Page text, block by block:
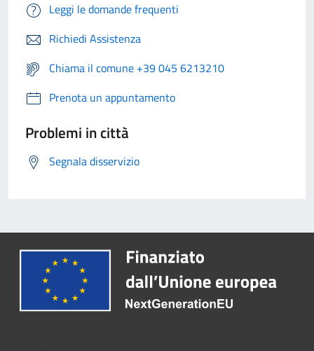
Leggi le domande frequenti
Richiedi Assistenza
Chiama il comune +39 045 6213210
Prenota un appuntamento
Problemi in città
Segnala disservizio